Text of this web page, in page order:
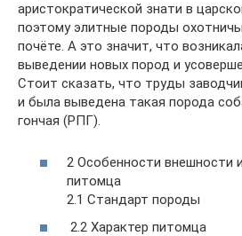
аристократической знати в
поэтому элитные породы
почёте. А это значит, что
выведении новых пород и
Стоит сказать, что труды
и была выведена такая порода
гончая (РПГ).
2 Особенности внешности
питомца
2.1 Стандарт породы
2.2 Характер питомца